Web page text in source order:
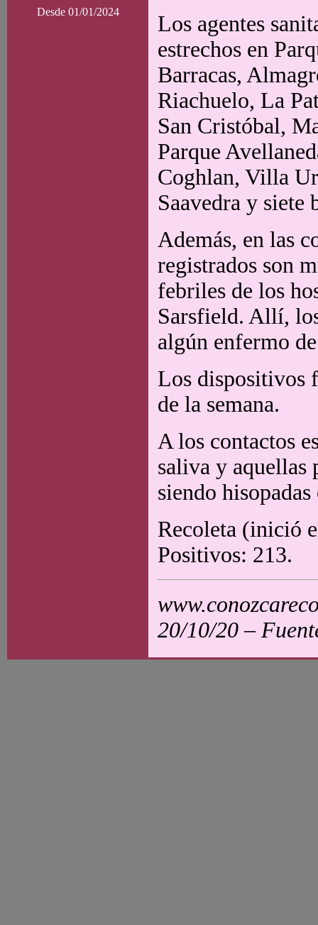
Desde 01/01/2024
Los agentes
estrechos en
Barracas,
Riachuelo, La
San Cristóbal,
Parque
Coghlan, Villa
Saavedra y siete
Además, en las
registrados son
febriles de los
Sarsfield. Allí,
algún enfermo
Los dispositivos
de la semana.
A los contactos
saliva y aquellas
siendo
Recoleta (inició
Positivos: 213.
20/10/20 –